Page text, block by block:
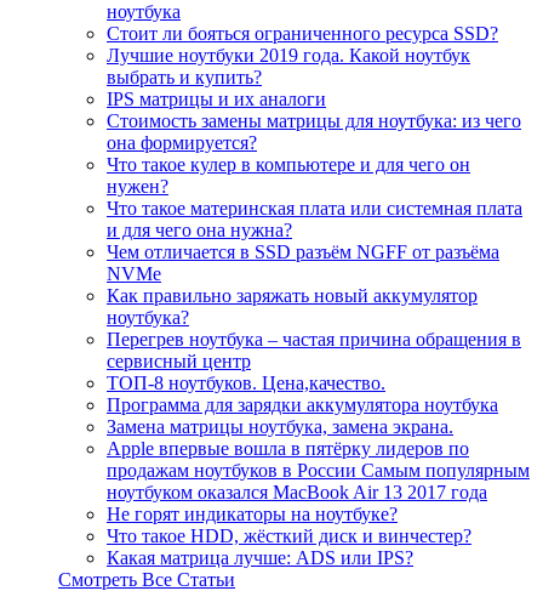
ноутбука
Стоит ли бояться ограниченного ресурса SSD?
Лучшие ноутбуки 2019 года. Какой ноутбук
выбрать и купить?
IPS матрицы и их аналоги
Стоимость замены матрицы для ноутбука: из чего
она формируется?
Что такое кулер в компьютере и для чего он
нужен?
Что такое материнская плата или системная плата
и для чего она нужна?
Чем отличается в SSD разъём NGFF от разъёма
NVMe
Как правильно заряжать новый аккумулятор
ноутбука?
Перегрев ноутбука – частая причина обращения в
сервисный центр
ТОП-8 ноутбуков. Цена,качество.
Программа для зарядки аккумулятора ноутбука
Замена матрицы ноутбука, замена экрана.
Apple впервые вошла в пятёрку лидеров по
продажам ноутбуков в России Самым популярным
ноутбуком оказался MacBook Air 13 2017 года
Не горят индикаторы на ноутбуке?
Что такое HDD, жёсткий диск и винчестер?
Какая матрица лучше: ADS или IPS?
Смотреть Все Статьи